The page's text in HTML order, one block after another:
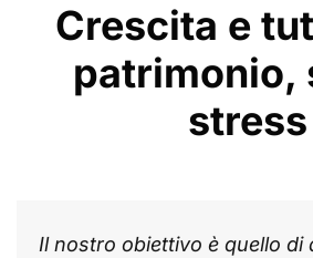
Crescita e
patrimonio,
stress
Il nostro obiettivo è quello di